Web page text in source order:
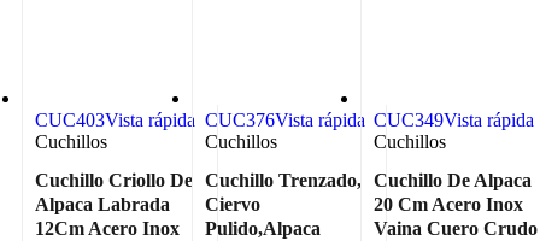
CUC403Vista rápida
Cuchillos
Cuchillo Criollo De
Alpaca Labrada
12Cm Acero Inox
CUC376Vista rápida
Cuchillos
Cuchillo Trenzado,
Ciervo
Pulido,Alpaca
CUC349Vista rápida
Cuchillos
Cuchillo De Alpaca
20 Cm Acero Inox
Vaina Cuero Crudo